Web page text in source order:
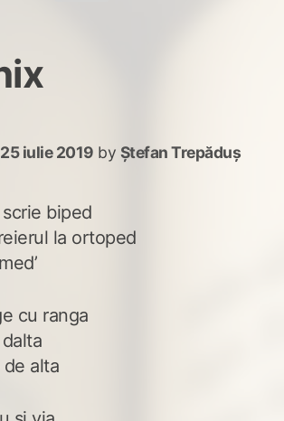
25 iulie 2019 by Ștefan Trepăduș
biped
la ortoped
cu ranga
alta